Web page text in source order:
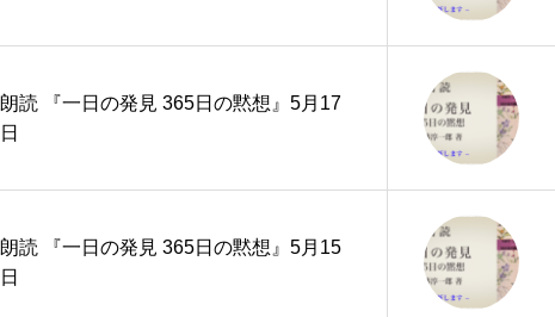
朗読 『一日の発見 365日の黙想』5月17
日
朗読 『一日の発見 365日の黙想』5月15
日